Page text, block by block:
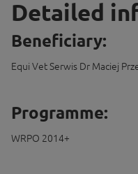
Detailed
Beneficiary:
Equi Vet Serwis Dr Maciej
Programme:
WRPO 2014+